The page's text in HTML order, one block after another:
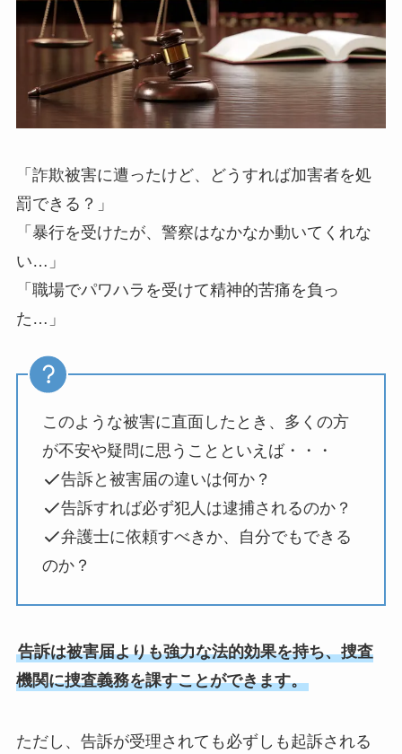
「詐欺被害に遭ったけど、どうすれば加害者を処
罰できる？」
「暴行を受けたが、警察はなかなか動いてくれな
い…」
「職場でパワハラを受けて精神的苦痛を負っ
た…」
このような被害に直面したとき、多くの方
が不安や疑問に思うことといえば・・・
告訴と被害届の違いは何か？
告訴すれば必ず犯人は逮捕されるのか？
弁護士に依頼すべきか、自分でもできる
のか？
告訴は被害届よりも強力な法的効果を持ち、捜査
機関に捜査義務を課すことができます。
ただし、告訴が受理されても必ずしも起訴される